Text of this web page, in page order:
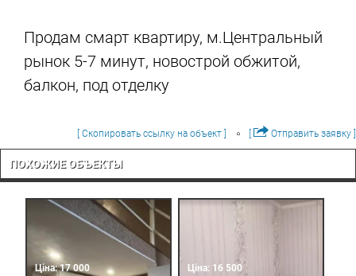
Продам смарт квартиру, м.Центральный
рынок 5-7 минут, новострой обжитой,
балкон, под отделку
[ Скопировать ссылку на объект ] Отправить заявку ]
ПОХОЖИЕ ОБЪЕКТЫ
Ціна: 17 000
Ціна: 16 500